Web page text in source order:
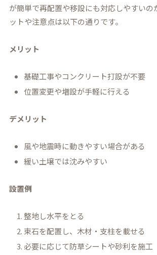
が簡単で再配置や移設にも対応しやすいの
ットや注意点は以下の通りです。
メリット
基礎工事やコンクリート打設が不要
位置変更や増設が手軽に行える
デメリット
風や地震時に動きやすい場合がある
緩い土壌では沈みやすい
設置例
整地し水平をとる
束石を配置し、木材・支柱を載せる
必要に応じて防草シートや砂利を施工